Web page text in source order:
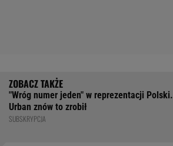
"Wróg numer jeden" w reprezentacji Polski.
Urban znów to zrobił
SUBSKRYPCJA